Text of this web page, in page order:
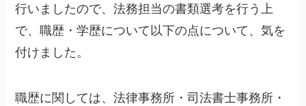
行いましたので、法務担当の書類選考を行う上
で、職歴・学歴について以下の点について、気を
付けました。
職歴に関しては、法律事務所・司法書士事務所・